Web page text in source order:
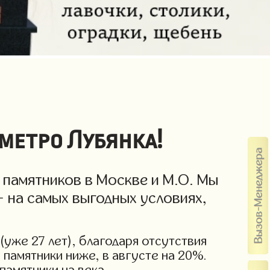
Лубянка!
памятников в Москве и М.О. Мы
самых выгодных условиях,
27 лет), благодаря отсутствия
ниже, в августе на 20%.